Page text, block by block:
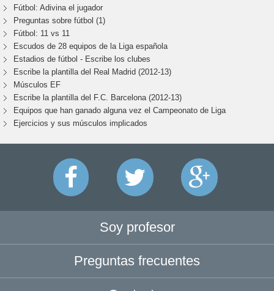
Fútbol: Adivina el jugador
Preguntas sobre fútbol (1)
Fútbol: 11 vs 11
Escudos de 28 equipos de la Liga española
Estadios de fútbol - Escribe los clubes
Escribe la plantilla del Real Madrid (2012-13)
Músculos EF
Escribe la plantilla del F.C. Barcelona (2012-13)
Equipos que han ganado alguna vez el Campeonato de Liga
Ejercicios y sus músculos implicados
Soy profesor
Preguntas frecuentes